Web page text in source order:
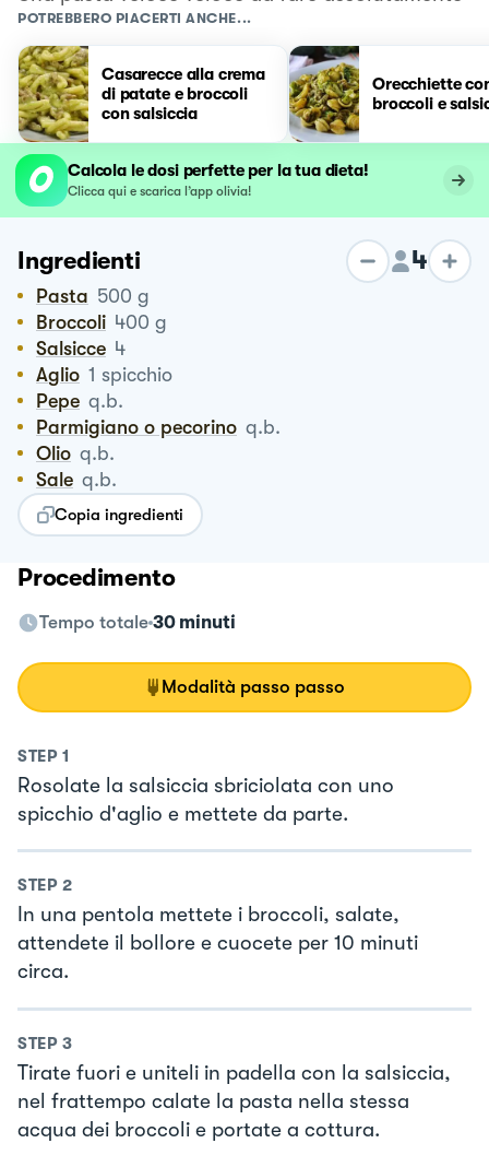
POTREBBERO PIACERTI ANCHE...
Casarecce alla crema
di patate e broccoli
con salsiccia
Orecchiette
broccoli e
Calcola le dosi perfette per la tua dieta!
Clicca qui e scarica l’app olivia!
Ingredienti 4
Pasta 500 g
Broccoli 400 g
Salsicce 4
Aglio 1 spicchio
Pepe q.b.
Parmigiano o pecorino q.b.
Olio q.b.
Sale q.b.
Copia ingredienti
Procedimento
Tempo totale 30 minuti
Modalità passo passo
STEP 1
Rosolate la salsiccia sbriciolata con uno
spicchio d'aglio e mettete da parte.
STEP 2
In una pentola mettete i broccoli, salate,
attendete il bollore e cuocete per 10 minuti
circa.
STEP 3
Tirate fuori e uniteli in padella con la salsiccia,
nel frattempo calate la pasta nella stessa
acqua dei broccoli e portate a cottura.